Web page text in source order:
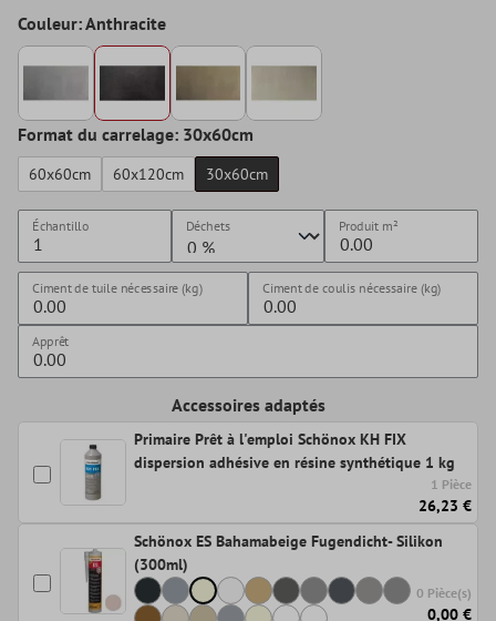
Couleur: Anthracite
Format du carrelage: 30x60cm
60x60cm 60x120cm 30x60cm
Échantillo Déchets Produit m²
Ciment de tuile nécessaire (kg) Ciment de coulis nécessaire (kg)
Apprêt
Accessoires adaptés
Primaire Prêt à l'emploi Schönox KH FIX
dispersion adhésive en résine synthétique 1 kg
1 Pièce
26,23 €
Schönox ES Bahamabeige Fugendicht- Silikon
(300ml)
0 Pièce(s)
0,00 €